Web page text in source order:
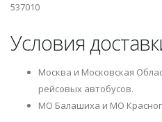
537010
Условия
Москва и Московская
рейсовых автобусов.
МО Балашиха и МО